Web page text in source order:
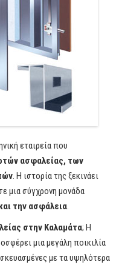
εταιρεία που
ασφαλείας, των
. Η ιστορία της ξεκινάει
μια σύγχρονη μονάδα
την ασφάλεια.
στην Καλαμάτα; Η
μια μεγάλη ποικιλία
με τα υψηλότερα